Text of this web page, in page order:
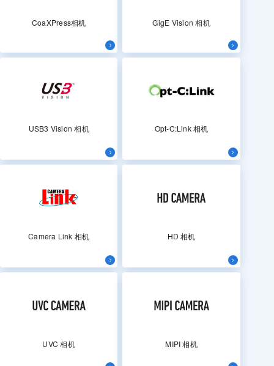
CoaXPress相机 GigE Vision 相机
USB3 Vision 相机 Opt-C:Link 相机
Camera Link 相机 HD 相机
UVC 相机 MIPI 相机